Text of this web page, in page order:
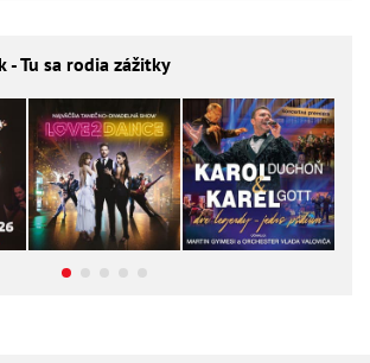
- Tu sa rodia zážitky